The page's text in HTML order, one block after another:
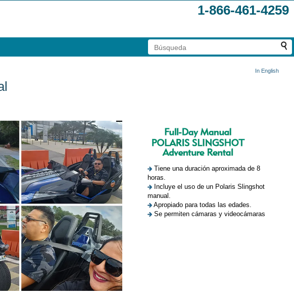
1-866-461-4259
In English
Tiene una duración aproximada de 8
horas.
Incluye el uso de un Polaris Slingshot
manual.
Apropiado para todas las edades.
Se permiten cámaras y videocámaras